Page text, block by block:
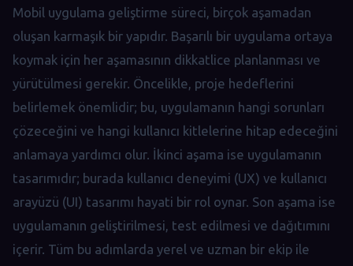
Mobil uygulama geliştirme süreci, birçok aşamadan
oluşan karmaşık bir yapıdır. Başarılı bir uygulama ortaya
koymak için her aşamasının dikkatlice planlanması ve
yürütülmesi gerekir. Öncelikle, proje hedeflerini
belirlemek önemlidir; bu, uygulamanın hangi sorunları
çözeceğini ve hangi kullanıcı kitlelerine hitap edeceğini
anlamaya yardımcı olur. İkinci aşama ise uygulamanın
tasarımıdır; burada kullanıcı deneyimi (UX) ve kullanıcı
arayüzü (UI) tasarımı hayati bir rol oynar. Son aşama ise
uygulamanın geliştirilmesi, test edilmesi ve dağıtımını
içerir. Tüm bu adımlarda yerel ve uzman bir ekip ile